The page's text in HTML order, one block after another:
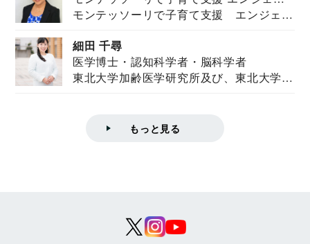
ズハウス研究所所長
モンテッソーリで子育て支援 エンジェル
細田 千尋
医学博士・認知科学者・脳科学者
東北大学加齢医学研究所及び、東北大学大
もっと見る